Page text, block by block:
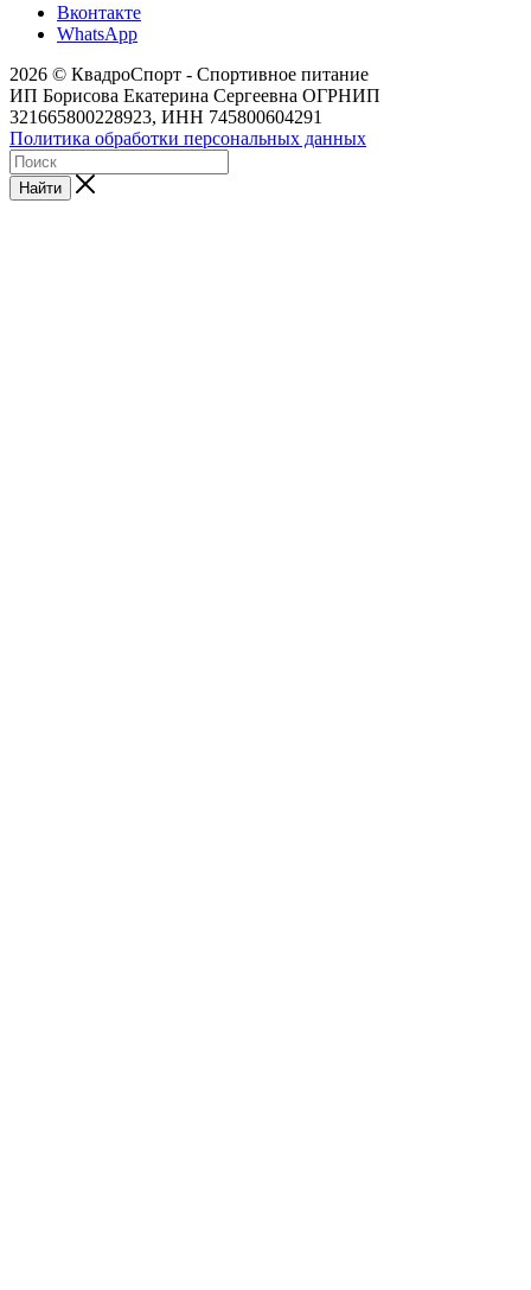
Вконтакте
WhatsApp
2026 © КвадроСпорт - Спортивное питание
ИП Борисова Екатерина Сергеевна ОГРНИП
321665800228923, ИНН 745800604291
Политика обработки персональных данных
Найти